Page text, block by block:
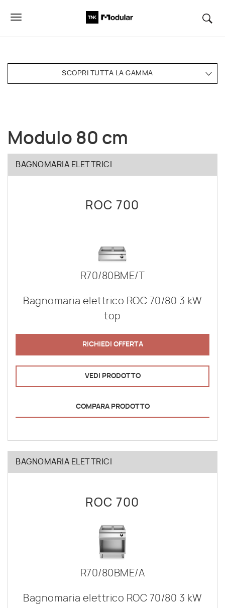
SCOPRI TUTTA LA GAMMA
Modulo 80 cm
BAGNOMARIA ELETTRICI
ROC 700
R70/80BME/T
Bagnomaria elettrico ROC 70/80 3 kW
top
RICHIEDI OFFERTA
VEDI PRODOTTO
COMPARA PRODOTTO
BAGNOMARIA ELETTRICI
ROC 700
R70/80BME/A
Bagnomaria elettrico ROC 70/80 3 kW